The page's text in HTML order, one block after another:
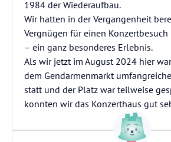
1984 der Wiederaufbau.
Wir hatten in der Vergangenheit
Vergnügen für einen Konzertbesuch
– ein ganz besonderes Erlebnis.
Als wir jetzt im August 2024 hier
dem Gendarmenmarkt
statt und der Platz war teilweise
konnten wir das Konzerthaus gut